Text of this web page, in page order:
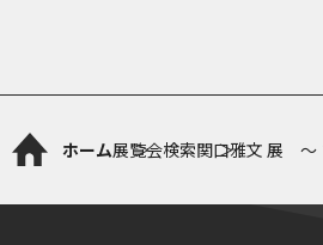
ホーム展覧会検索関口雅文 展 ～